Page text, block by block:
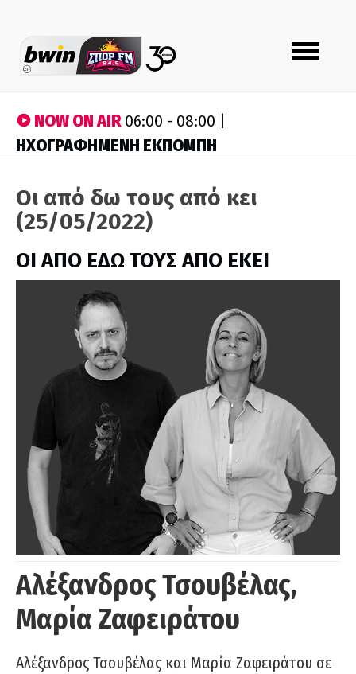
Toggle
navigation
NOW ON AIR06:00 - 08:00 |
ΗΧΟΓΡΑΦΗΜΕΝΗ ΕΚΠΟΜΠΗ
Οι από δω τους από κει
(25/05/2022)
ΟΙ ΑΠΟ ΕΔΩ ΤΟΥΣ ΑΠΟ ΕΚΕΙ
Αλέξανδρος Τσουβέλας,
Μαρία Ζαφειράτου
Αλέξανδρος Τσουβέλας και Μαρία Ζαφειράτου σε